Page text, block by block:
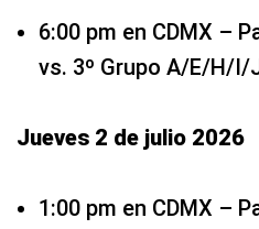
6:00 pm en CDMX –
vs. 3º Grupo A/E/H/
Jueves 2 de julio 2026
1:00 pm en CDMX –